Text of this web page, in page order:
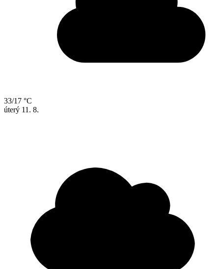
33/17 °C
úterý 11. 8.